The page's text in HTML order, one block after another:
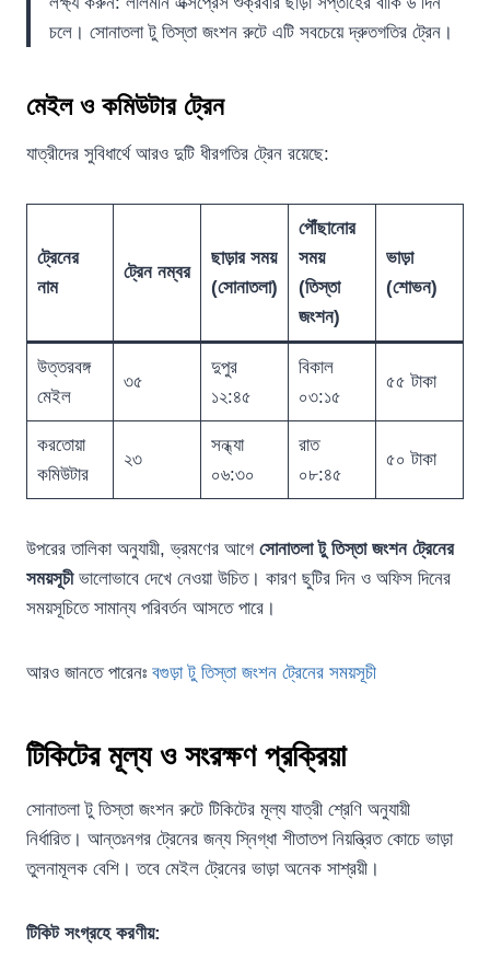
চলে। সোনাতলা টু তিস্তা জংশন রুটে এটি সবচেয়ে দ্রুতগতির ট্রেন।
মেইল ও কমিউটার ট্রেন
যাত্রীদের সুবিধার্থে আরও দুটি ধীরগতির ট্রেন রয়েছে:
ট্রেনের
নাম
ট্রেন নম্বর
ছাড়ার সময়
(সোনাতলা)
পৌঁছানোর
সময়
(তিস্তা
জংশন)
ভাড়া
(শোভন)
উত্তরবঙ্গ
মেইল
৩৫
দুপুর
১২:৪৫
বিকাল
০৩:১৫
৫৫ টাকা
করতোয়া
কমিউটার
২৩
সন্ধ্যা
০৬:৩০
রাত
০৮:৪৫
৫০ টাকা
উপরের তালিকা অনুযায়ী, ভ্রমণের আগে সোনাতলা টু তিস্তা জংশন ট্রেনের
সময়সূচীভালোভাবে দেখে নেওয়া উচিত। কারণ ছুটির দিন ও অফিস দিনের
সময়সূচিতে সামান্য পরিবর্তন আসতে পারে।
আরও জানতে পারেনঃ বগুড়া টু তিস্তা জংশন ট্রেনের সময়সূচী
টিকিটের মূল্য ও সংরক্ষণ প্রক্রিয়া
সোনাতলা টু তিস্তা জংশন রুটে টিকিটের মূল্য যাত্রী শ্রেণি অনুযায়ী
নির্ধারিত। আন্তঃনগর ট্রেনের জন্য স্নিগ্ধা শীতাতপ নিয়ন্ত্রিত কোচে ভাড়া
তুলনামূলক বেশি। তবে মেইল ট্রেনের ভাড়া অনেক সাশ্রয়ী।
টিকিট সংগ্রহে করণীয়: